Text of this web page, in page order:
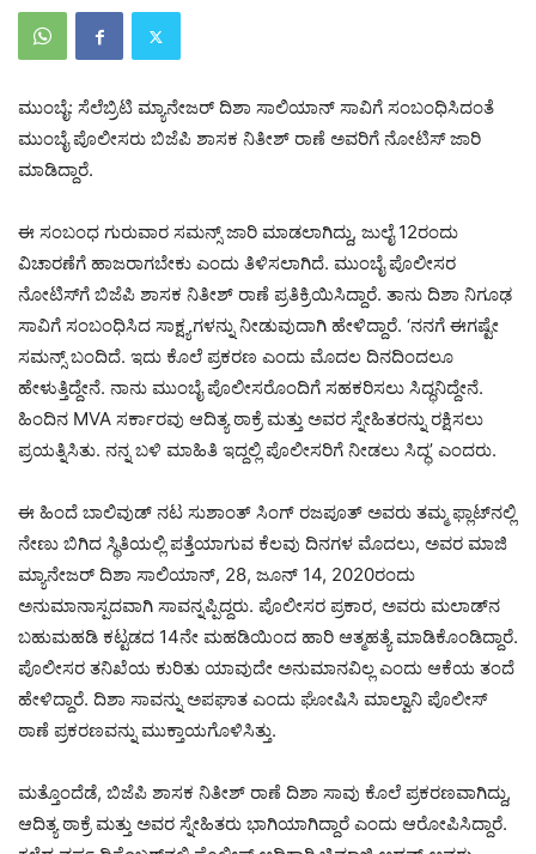
ಮುಂಬೈ: ಸೆಲೆಬ್ರಿಟಿ ಮ್ಯಾನೇಜರ್ ದಿಶಾ ಸಾಲಿಯಾನ್ ಸಾವಿಗೆ ಸಂಬಂಧಿಸಿದಂತೆ
ಮುಂಬೈ ಪೊಲೀಸರು ಬಿಜೆಪಿ ಶಾಸಕ ನಿತೀಶ್ ರಾಣೆ ಅವರಿಗೆ ನೋಟಿಸ್ ಜಾರಿ
ಮಾಡಿದ್ದಾರೆ.
ಈ ಸಂಬಂಧ ಗುರುವಾರ ಸಮನ್ಸ್ ಜಾರಿ ಮಾಡಲಾಗಿದ್ದು, ಜುಲೈ 12ರಂದು
ವಿಚಾರಣೆಗೆ ಹಾಜರಾಗಬೇಕು ಎಂದು ತಿಳಿಸಲಾಗಿದೆ. ಮುಂಬೈ ಪೊಲೀಸರ
ನೋಟಿಸ್‌ಗೆ ಬಿಜೆಪಿ ಶಾಸಕ ನಿತೀಶ್ ರಾಣೆ ಪ್ರತಿಕ್ರಿಯಿಸಿದ್ದಾರೆ. ತಾನು ದಿಶಾ ನಿಗೂಢ
ಸಾವಿಗೆ ಸಂಬಂಧಿಸಿದ ಸಾಕ್ಷ್ಯಗಳನ್ನು ನೀಡುವುದಾಗಿ ಹೇಳಿದ್ದಾರೆ. ‘ನನಗೆ ಈಗಷ್ಟೇ
ಸಮನ್ಸ್ ಬಂದಿದೆ. ಇದು ಕೊಲೆ ಪ್ರಕರಣ ಎಂದು ಮೊದಲ ದಿನದಿಂದಲೂ
ಹೇಳುತ್ತಿದ್ದೇನೆ. ನಾನು ಮುಂಬೈ ಪೊಲೀಸರೊಂದಿಗೆ ಸಹಕರಿಸಲು ಸಿದ್ಧನಿದ್ದೇನೆ.
ಹಿಂದಿನ MVA ಸರ್ಕಾರವು ಆದಿತ್ಯ ಠಾಕ್ರೆ ಮತ್ತು ಅವರ ಸ್ನೇಹಿತರನ್ನು ರಕ್ಷಿಸಲು
ಪ್ರಯತ್ನಿಸಿತು. ನನ್ನ ಬಳಿ ಮಾಹಿತಿ ಇದ್ದಲ್ಲಿ ಪೊಲೀಸರಿಗೆ ನೀಡಲು ಸಿದ್ಧ’ ಎಂದರು.
ಈ ಹಿಂದೆ ಬಾಲಿವುಡ್ ನಟ ಸುಶಾಂತ್ ಸಿಂಗ್ ರಜಪೂತ್ ಅವರು ತಮ್ಮ ಫ್ಲಾಟ್‌ನಲ್ಲಿ
ನೇಣು ಬಿಗಿದ ಸ್ಥಿತಿಯಲ್ಲಿ ಪತ್ತೆಯಾಗುವ ಕೆಲವು ದಿನಗಳ ಮೊದಲು, ಅವರ ಮಾಜಿ
ಮ್ಯಾನೇಜರ್ ದಿಶಾ ಸಾಲಿಯಾನ್, 28, ಜೂನ್ 14, 2020ರಂದು
ಅನುಮಾನಾಸ್ಪದವಾಗಿ ಸಾವನ್ನಪ್ಪಿದ್ದರು. ಪೊಲೀಸರ ಪ್ರಕಾರ, ಅವರು ಮಲಾಡ್‌ನ
ಬಹುಮಹಡಿ ಕಟ್ಟಡದ 14ನೇ ಮಹಡಿಯಿಂದ ಹಾರಿ ಆತ್ಮಹತ್ಯೆ ಮಾಡಿಕೊಂಡಿದ್ದಾರೆ.
ಪೊಲೀಸರ ತನಿಖೆಯ ಕುರಿತು ಯಾವುದೇ ಅನುಮಾನವಿಲ್ಲ ಎಂದು ಆಕೆಯ ತಂದೆ
ಹೇಳಿದ್ದಾರೆ. ದಿಶಾ ಸಾವನ್ನು ಅಪಘಾತ ಎಂದು ಘೋಷಿಸಿ ಮಾಲ್ವಾನಿ ಪೊಲೀಸ್
ಠಾಣೆ ಪ್ರಕರಣವನ್ನು ಮುಕ್ತಾಯಗೊಳಿಸಿತ್ತು.
ಮತ್ತೊಂದೆಡೆ, ಬಿಜೆಪಿ ಶಾಸಕ ನಿತೀಶ್ ರಾಣೆ ದಿಶಾ ಸಾವು ಕೊಲೆ ಪ್ರಕರಣವಾಗಿದ್ದು,
ಆದಿತ್ಯ ಠಾಕ್ರೆ ಮತ್ತು ಅವರ ಸ್ನೇಹಿತರು ಭಾಗಿಯಾಗಿದ್ದಾರೆ ಎಂದು ಆರೋಪಿಸಿದ್ದಾರೆ.